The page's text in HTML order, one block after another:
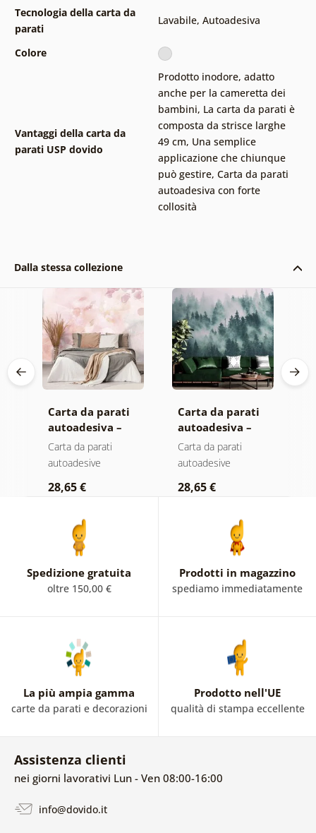
Tecnologia della carta da
parati
Lavabile, Autoadesiva
Colore
Vantaggi della carta da
parati USP dovido
Prodotto inodore, adatto
anche per la cameretta dei
bambini, La carta da parati è
composta da strisce larghe
49 cm, Una semplice
applicazione che chiunque
può gestire, Carta da parati
autoadesiva con forte
collosità
Dalla stessa collezione
Carta da parati
autoadesiva –
Foglie con
sfumatura
Carta da parati
autoadesive
28,65 €
Carta da parati
autoadesiva –
Foresta nella
nebbia
Carta da parati
autoadesive
28,65 €
Spedizione gratuita
oltre 150,00 €
Prodotti in magazzino
spediamo immediatamente
La più ampia gamma
carte da parati e decorazioni
Prodotto nell'UE
qualità di stampa eccellente
Assistenza clienti
nei giorni lavorativi Lun - Ven 08:00-16:00
info@dovido.it